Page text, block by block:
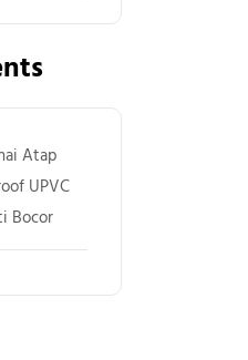
Atap
UPVC
Bocor